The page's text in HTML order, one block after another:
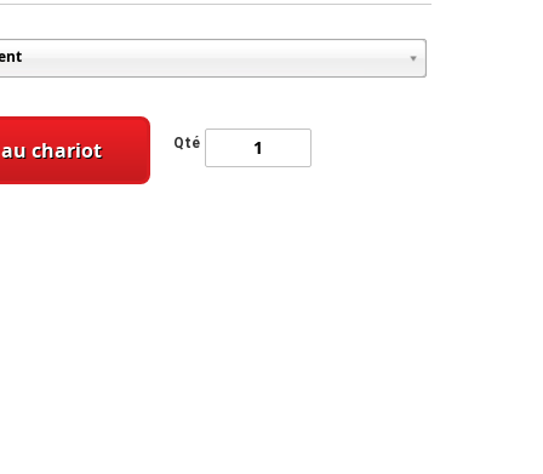
Qté
chariot